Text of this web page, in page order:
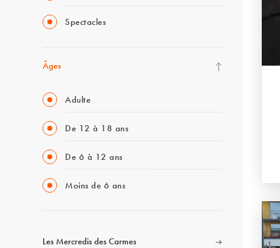
Spectacles
Âges
Adulte
De 12 à 18 ans
De 6 à 12 ans
Moins de 6 ans
Les Mercredis des Carmes